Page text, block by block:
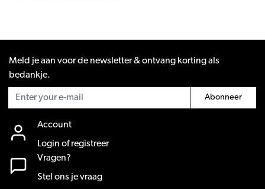
Meld je aan voor de newsletter & ontvang korting als
bedankje.
Abonneer
Account
Login of registreer
Vragen?
Stel ons je vraag